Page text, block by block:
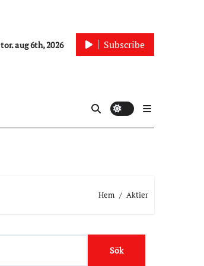
tor. aug 6th, 2026 Subscribe
Hem Aktier